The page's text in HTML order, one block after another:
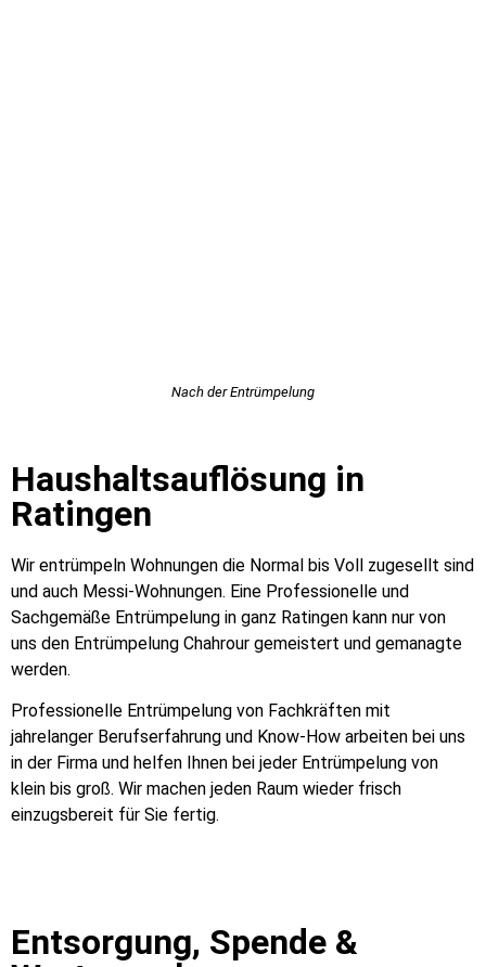
Nach der Entrümpelung
Haushaltsauflösung in
Ratingen
Wir entrümpeln Wohnungen die Normal bis Voll zugesellt sind
und auch Messi-Wohnungen. Eine Professionelle und
Sachgemäße Entrümpelung in ganz Ratingen kann nur von
uns den Entrümpelung Chahrour gemeistert und gemanagte
werden.
Professionelle Entrümpelung von Fachkräften mit
jahrelanger Berufserfahrung und Know-How arbeiten bei uns
in der Firma und helfen Ihnen bei jeder Entrümpelung von
klein bis groß. Wir machen jeden Raum wieder frisch
einzugsbereit für Sie fertig.
Entsorgung, Spende &